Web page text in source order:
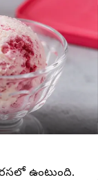
ఉంటుంది.